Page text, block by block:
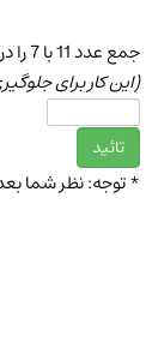
جمع عدد 11 با 7 را در كادر زیر وارد نمایید:
(این كار برای
* توجه: نظر شما